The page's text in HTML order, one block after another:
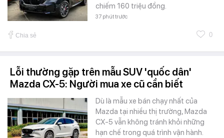
chiếm 160 triệu đồng.
37 phút trước
Chia sẻ 0
Lỗi thường gặp trên mẫu SUV 'quốc dân'
Mazda CX-5: Người mua xe cũ cần biết
Dù là mẫu xe bán chạy nhất của
Mazda tại nhiều thị trường, Mazda
CX-5 vẫn không tránh khỏi những
hạn chế trong quá trình vận hành.